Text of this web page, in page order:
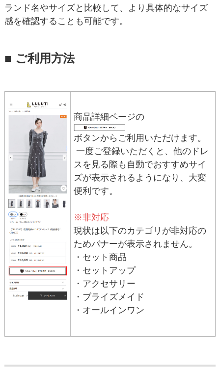
ランド名やサイズと比較して、より具体的なサイズ
感を確認することも可能です。
■ ご利用方法
商品詳細ページの
ボタンからご利用いただけます。
一度ご登録いただくと、他のドレ
スを見る際も自動でおすすめサイ
ズが表示されるようになり、大変
便利です。
※非対応
現状は以下のカテゴリが非対応の
ためバナーが表示されません。
・セット商品
・セットアップ
・アクセサリー
・ブライズメイド
・オールインワン